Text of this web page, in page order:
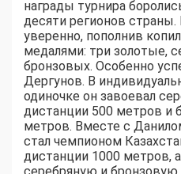
награды турнира
десяти регионов
уверенно, пополнив
медалями: три золотые,
бронзовых. Особенно
Дергунов. В
одиночке он завоевал
дистанции 500 метров и
метров. Вместе с
стал чемпионом
дистанции 1000 метров,